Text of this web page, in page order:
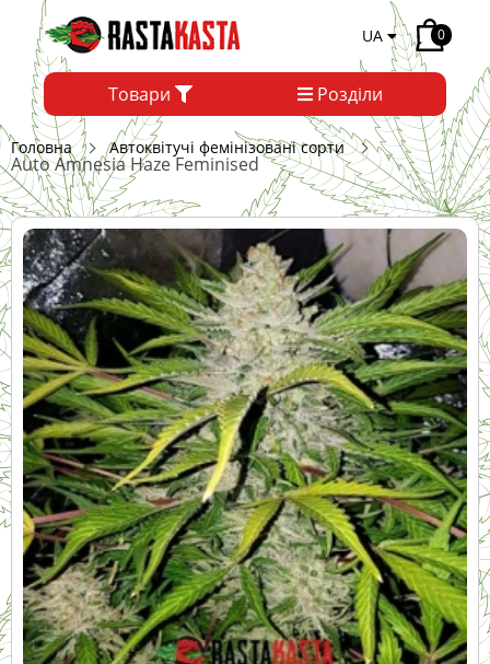
UA 0
Товари Розділи
Головна Автоквітучі фемінізовані сорти
Auto Amnesia Haze Feminised